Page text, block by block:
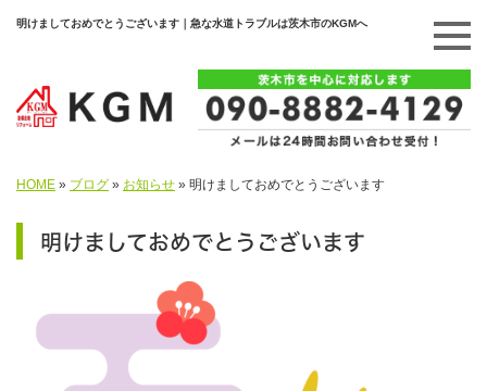
明けましておめでとうございます｜急な水道トラブルは茨木市のKGMへ
HOME » ブログ » お知らせ » 明けましておめでとうございます
明けましておめでとうございます